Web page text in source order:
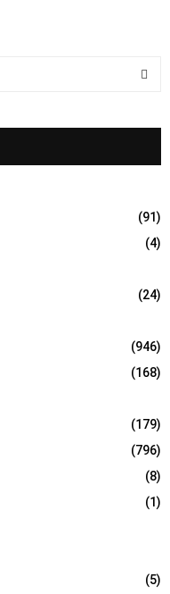
R
C
H
(91)
(4)
(24)
(946)
(168)
(179)
(796)
(8)
(1)
(5)